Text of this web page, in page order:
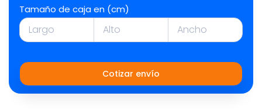
Tamaño de caja en (cm)
Cotizar envío